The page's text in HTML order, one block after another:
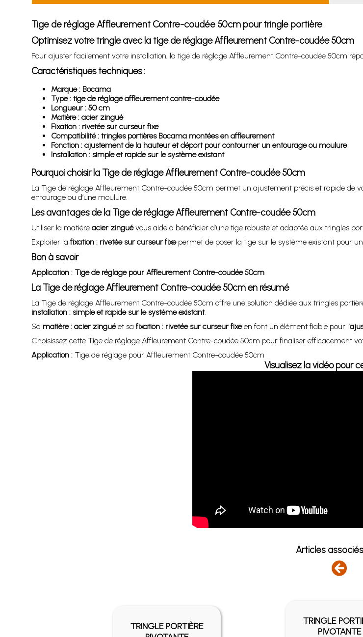
Tige de réglage Affleurement Contre-coudée 50cm pour tringle portière
Optimisez votre tringle avec la tige de réglage Affleurement Contre-coudée 50cm
Pour ajuster facilement votre installation, la tige de réglage Affleurement Contre-coudée 50cm
Caractéristiques techniques :
Marque : Bocama
Type : tige de réglage affleurement contre-coudée
Longueur : 50 cm
Matière : acier zingué
Fixation : rivetée sur curseur fixe
Compatibilité : tringles portières Bocama montées en affleurement
Fonction : ajustement de la hauteur et déport pour contourner un entourage ou moulure
Installation : simple et rapide sur le système existant
Pourquoi choisir la Tige de réglage Affleurement Contre-coudée 50cm
La Tige de réglage Affleurement Contre-coudée 50cm permet un ajustement précis et rapide de
entourage ou d’une moulure.
Les avantages de la Tige de réglage Affleurement Contre-coudée 50cm
Utiliser la matière acier zinguévous aide à bénéficier d’une tige robuste et adaptée aux tringles
Exploiter la fixation : rivetée sur curseur fixepermet de poser la tige sur le système existant pour
Bon à savoir
Application : Tige de réglage pour Affleurement Contre-coudée 50cm
La Tige de réglage Affleurement Contre-coudée 50cm en résumé
La Tige de réglage Affleurement Contre-coudée 50cm offre une solution dédiée aux tringles
installation : simple et rapide sur le système existant.
Sa matière : acier zinguéet sa fixation : rivetée sur curseur fixeen font un élément fiable pour l’
Choisissez cette Tige de réglage Affleurement Contre-coudée 50cm pour finaliser efficacement
Application :Tige de réglage pour Affleurement Contre-coudée 50cm
Visualisez la vidéo pour
Articles associés
TRINGLE PORTIÈRE
TRINGLE
PIVOTANTE